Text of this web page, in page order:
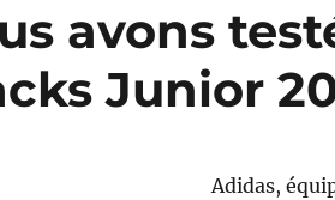
avons
Junior
Adidas,